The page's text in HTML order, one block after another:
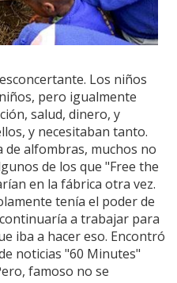
Los niños
pero igualmente
salud, dinero, y
y necesitaban tanto.
de alfombras, muchos no
de los que "Free the
en la fábrica otra vez.
tenía el poder de
a trabajar para
iba a hacer eso. Encontró
noticias "60 Minutes"
famoso no se